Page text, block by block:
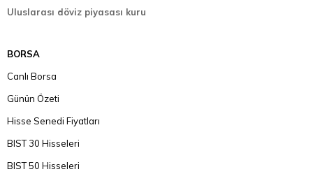
Uluslarası döviz piyasası kuru
BORSA
Canlı Borsa
Günün Özeti
Hisse Senedi Fiyatları
BIST 30 Hisseleri
BIST 50 Hisseleri